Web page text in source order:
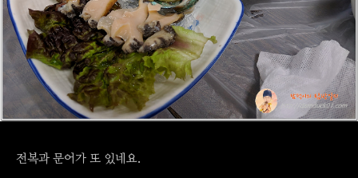
전복과 문어가 또 있네요.